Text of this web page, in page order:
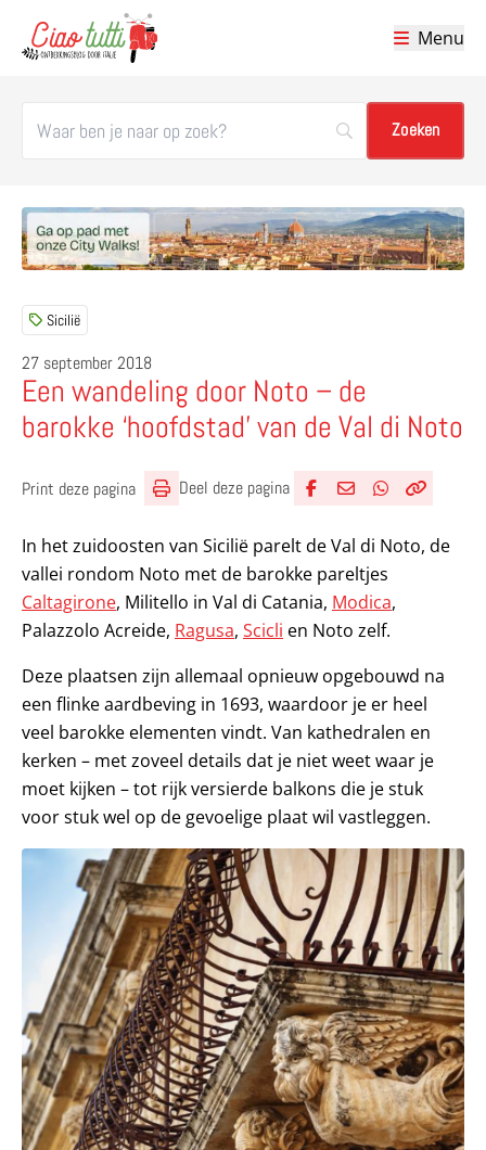
Menu
Sicilië
27 september 2018
Een wandeling door Noto – de
barokke ‘hoofdstad’ van de Val di Noto
Print deze pagina Deel deze pagina
In het zuidoosten van Sicilië parelt de Val di Noto, de
vallei rondom Noto met de barokke pareltjes
Caltagirone, Militello in Val di Catania, Modica,
Palazzolo Acreide, Ragusa, Scicli en Noto zelf.
Deze plaatsen zijn allemaal opnieuw opgebouwd na
een flinke aardbeving in 1693, waardoor je er heel
veel barokke elementen vindt. Van kathedralen en
kerken – met zoveel details dat je niet weet waar je
moet kijken – tot rijk versierde balkons die je stuk
voor stuk wel op de gevoelige plaat wil vastleggen.